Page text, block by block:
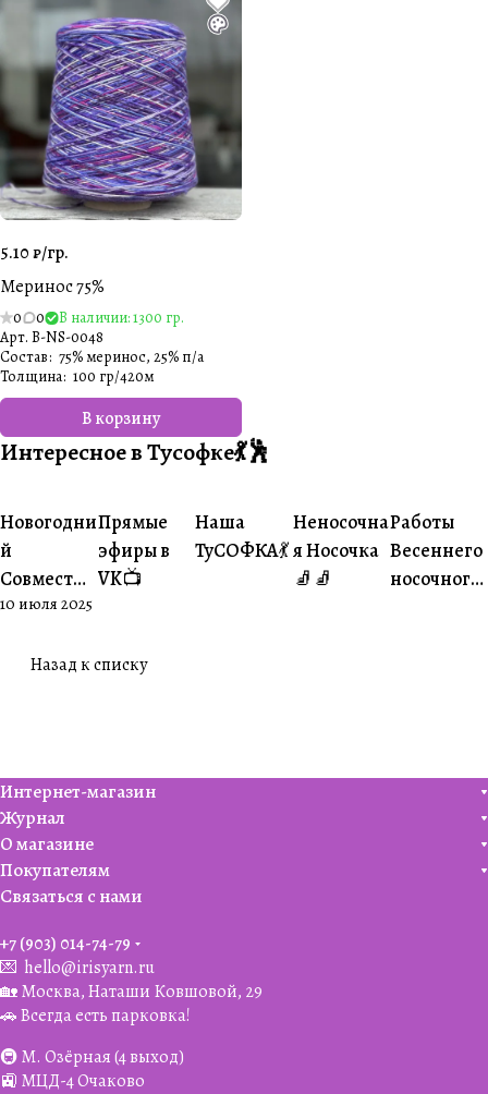
5.10 ₽/гр.
Меринос 75%
0 0
В наличии: 1300 гр.
Арт. B-NS-0048
В корзину
Состав: 75% меринос, 25% п/а
Толщина: 100 гр/420м
Интересное в Тусофке💃🕺
#Совместники
Новогодни
й
Совместни
к🎄
10 июля 2025
#Житуха
Прямые
эфиры в
VK📺
#Совместники
Наша
ТуСОФКА💃
#Ваше
творчество
Неносочна
я Носочка
🧦🧦
#Ваше
Работы
Весеннего
носочного
Назад к списку
Интернет-магазин
Журнал
О магазине
Покупателям
Связаться с нами
+7 (903) 014-74-79‬
💌 hello@irisyarn.ru
🏡 Москва, Наташи Ковшовой, 29
🚗 Всегда есть парковка!
🚇 М. Озёрная (4 выход)
🚉 МЦД-4 Очаково